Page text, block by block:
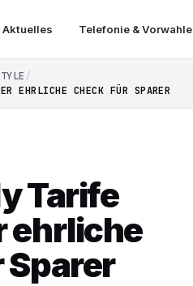
Aktuelles Telefonie &
EHRLICHE CHECK FÜR SPARER
Tarife
ehrliche